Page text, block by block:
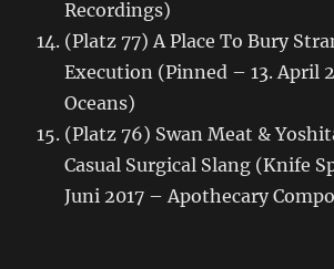
Recordings)
(Platz 77) A Place To Bury
Execution (Pinned – 13. April
Oceans)
(Platz 76) Swan Meat &
Casual Surgical Slang (Knife
Juni 2017 – Apothecary